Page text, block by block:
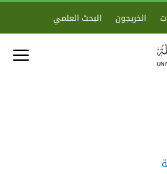
الخريجون البحث العلمي